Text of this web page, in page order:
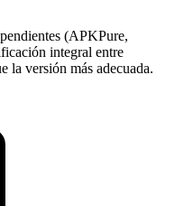
(APKPure,
integral entre
la versión más adecuada.